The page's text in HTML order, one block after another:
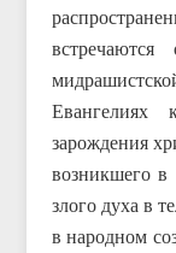
Евангелиях
зарождения
возникшего
злого духа в
в народном